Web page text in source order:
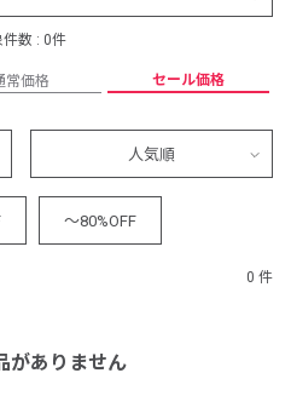
件数 : 0件
常価格 セール価格
人気順
～80%OFF
0 件
がありません